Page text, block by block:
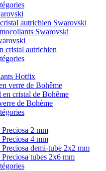
autrichien Swarovski
Swarovski
cristal autrichien
Hotfix
verre de Bohême
cristal de Bohême
de Bohème
2 mm
4 mm
demi-tube 2x2 mm
tubes 2x6 mm